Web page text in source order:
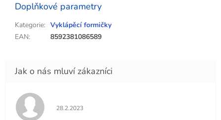
Doplňkové parametry
Kategorie: Vyklápěcí formičky
EAN: 8592381086589
Hodnocení obchodu je 5 z 5 hvězdiček.
28.2.2023